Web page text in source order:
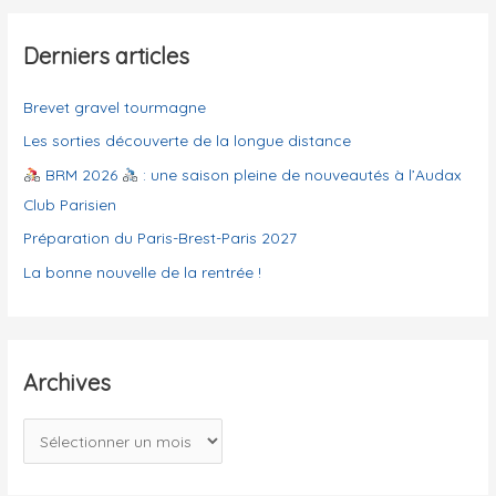
g
r
i
e
s
Derniers articles
Brevet gravel tourmagne
Les sorties découverte de la longue distance
BRM 2026
: une saison pleine de nouveautés à l’Audax
Club Parisien
Préparation du Paris-Brest-Paris 2027
La bonne nouvelle de la rentrée !
Archives
r